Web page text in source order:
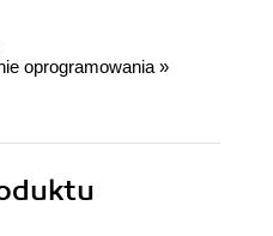
oprogramowania »